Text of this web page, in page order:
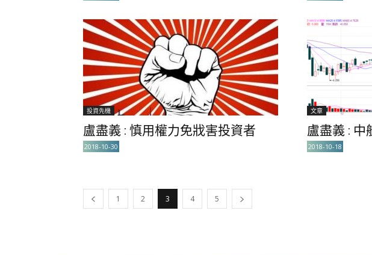
投資先機
盧盡義 : 慎用權力免戕害投資者
2018-10-30
文章
盧盡義 : 中
2018-10-18
1 2 3 4 5